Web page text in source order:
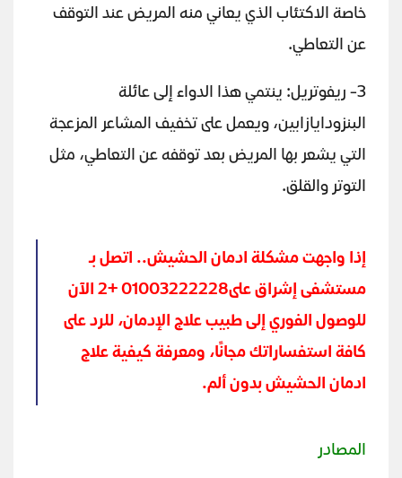
خاصة الاكتئاب الذي يعاني منه المريض عند التوقف
عن التعاطي.
3- ريفوتريل: ينتمي هذا الدواء إلى عائلة
البنزودايازابين، ويعمل على تخفيف المشاعر المزعجة
التي يشعر بها المريض بعد توقفه عن التعاطي، مثل
التوتر والقلق.
إذا واجهت مشكلة ادمان الحشيش.. اتصل بـ
مستشفى إشراق على01003222228 +2 الآن
للوصول الفوري إلى طبيب علاج الإدمان، للرد على
كافة استفساراتك مجانًا، ومعرفة كيفية علاج
ادمان الحشيش بدون ألم.
المصادر